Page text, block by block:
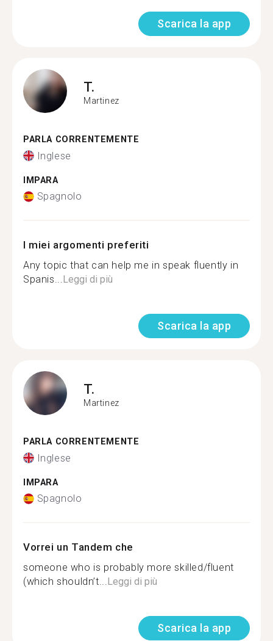
Scarica la app
T.
Martinez
PARLA CORRENTEMENTE
Inglese
IMPARA
Spagnolo
I miei argomenti preferiti
Any topic that can help me in speak fluently in
Spanis...Leggi di più
Scarica la app
T.
Martinez
PARLA CORRENTEMENTE
Inglese
IMPARA
Spagnolo
Vorrei un Tandem che
someone who is probably more skilled/fluent
(which shouldn’t...Leggi di più
Scarica la app